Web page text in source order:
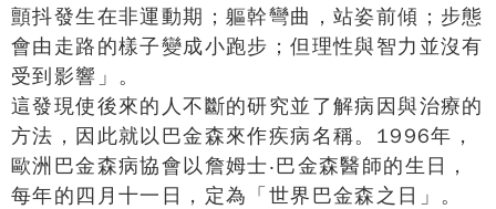
顫抖發生在非運動期；軀幹彎曲，站姿前傾；步態
會由走路的樣子變成小跑步；但理性與智力並沒有
受到影響」。
這發現使後來的人不斷的研究並了解病因與治療的
方法，因此就以巴金森來作疾病名稱。1996年，
歐洲巴金森病協會以詹姆士‧巴金森醫師的生日，
每年的四月十一日，定為「世界巴金森之日」。